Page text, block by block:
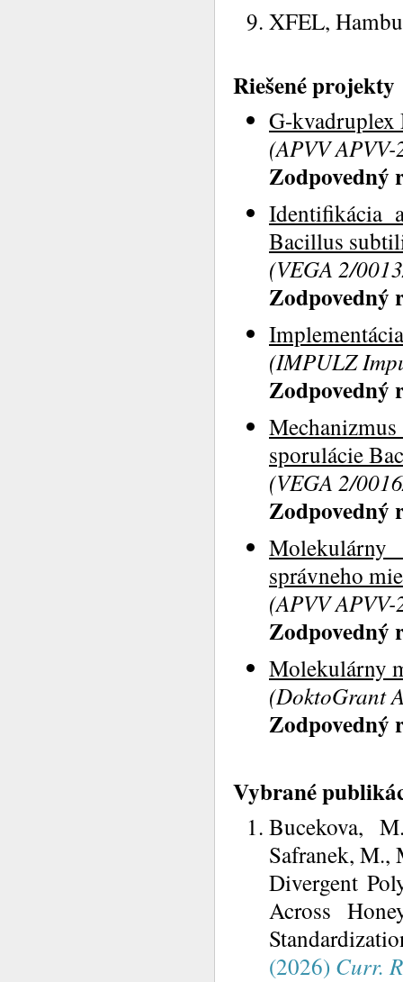
XFEL,
Riešené projekty
G-
(APVV
Zodpovedný
Identifikácia
Bacillus
(VEGA 2/
Zodpovedný
(IMPULZ
Zodpovedný
sporulácie
(VEGA 2/
Zodpovedný
Molekulárny
správneho
(APVV
Zodpovedný
Molekulárny
(DoktoGrant
Zodpovedný
Vybrané
Bucekova,
Safranek, M.,
Divergent
Across
(2026) Curr.